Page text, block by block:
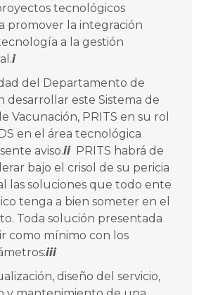
tecnológicos
promover la integración
a la gestión
i
del Departamento de
desarrollar este Sistema de
Vacunación, PRITS en su rol
en el área tecnológica
aviso.iiPRITS habrá de
bajo el crisol de su pericia
las soluciones que todo ente
tenga a bien someter en el
Toda solución presentada
como mínimo con los
iii
diseño del servicio,